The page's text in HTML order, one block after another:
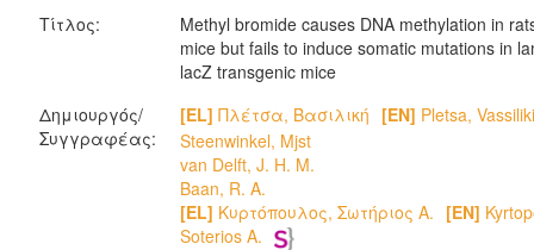
Τίτλος:
Methyl bromide causes DNA methylation in
mice but fails to induce somatic mutations in
lacZ transgenic mice
Δημιουργός/
Συγγραφέας:
[EL] Πλέτσα, Βασιλική [EN] Pletsa, Vassiliki
Steenwinkel, Mjst
van Delft, J. H. M.
Baan, R. A.
[EL] Κυρτόπουλος, Σωτήριος Α. [EN]
Soterios A.